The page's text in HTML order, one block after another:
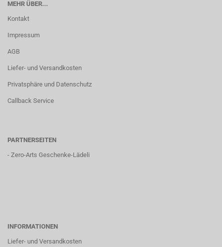
MEHR ÜBER...
Kontakt
Impressum
AGB
Liefer- und Versandkosten
Privatsphäre und Datenschutz
Callback Service
PARTNERSEITEN
- Zero-Arts Geschenke-Lädeli
INFORMATIONEN
Liefer- und Versandkosten